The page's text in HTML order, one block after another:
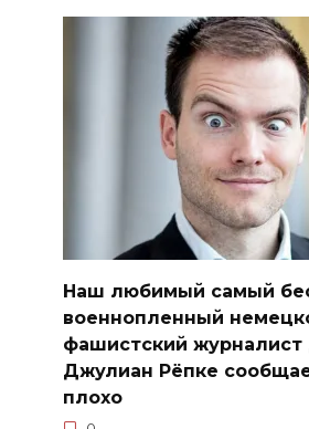
Наш любимый самый
военнопленный
фашистский
Джулиан Рёпке
плохо